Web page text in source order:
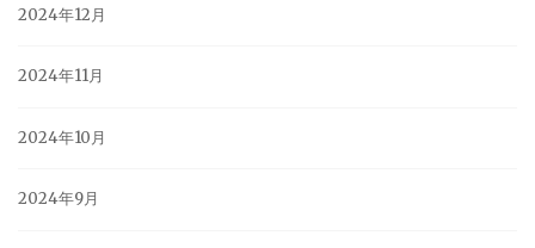
2024年12月
2024年11月
2024年10月
2024年9月